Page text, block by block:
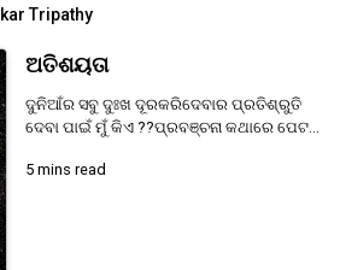
Tripathy
ଅତିଶୟତା
ଦୁନିଆଁର ସବୁ ଦୁଃଖ ଦୂରକରିଦେବାର ପ୍ରତିଶ୍ରୁତି
ଦେବା ପାଇଁ ମୁଁ କିଏ ??ପ୍ରବଞ୍ଚନା କଥାରେ ପେଟ...
5 mins read